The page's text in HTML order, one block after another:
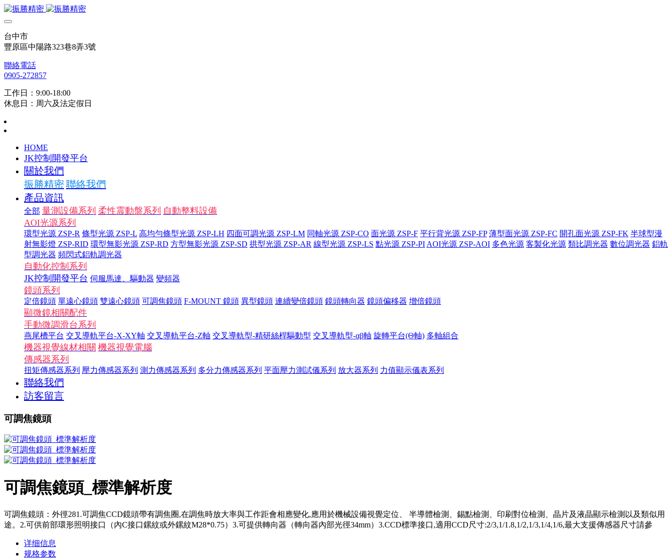
台中市
豐原區中陽路323巷8弄3號
聯絡電話
0905-272857
工作日：9:00-18:00
休息日：周六及法定假日
HOME
JK控制開發平台
關於我們
振勝精密聯絡我們
產品資訊
全部 量測設備系列 柔性震動盤系列 自動整料設備
AOI光源系列
環型光源 ZSP-R 條型光源 ZSP-L 高均勻條型光源 ZSP-LH 四面可調光源 ZSP-LM 同軸光源 ZSP-CO 面光源 ZSP-F 平行背光源 ZSP-FP 薄型面光源 ZSP-FC 開孔面光源 ZSP-FK 半球型漫
射無影燈 ZSP-RID 環型無影光源 ZSP-RD 方型無影光源 ZSP-SD 拱型光源 ZSP-AR 線型光源 ZSP-LS 點光源 ZSP-PI AOI光源 ZSP-AOI 多色光源 客製化光源 類比調光器 數位調光器 鋁軌
型調光器 頻閃式鋁軌調光器
自動化控制系列
JK控制開發平台 伺服馬達、驅動器 變頻器
鏡頭系列
定倍鏡頭 單遠心鏡頭 雙遠心鏡頭 可調焦鏡頭 F-MOUNT 鏡頭 異型鏡頭 連續變倍鏡頭 鏡頭轉向器 鏡頭偏移器 增倍鏡頭
顯微鏡相關配件
手動微調滑台系列
燕尾槽平台 交叉導軌平台-X-XY軸 交叉導軌平台-Z軸 交叉導軌型-精研絲桿驅動型 交叉導軌型-αβ軸 旋轉平台(Θ軸) 多軸組合
機器視覺線材相關 機器視覺電腦
傳感器系列
扭矩傳感器系列 壓力傳感器系列 測力傳感器系列 多分力傳感器系列 平面壓力測試儀系列 放大器系列 力值顯示儀表系列
聯絡我們
訪客留言
可調焦鏡頭
可調焦鏡頭_標準解析度
可調焦鏡頭：外徑281.可調焦CCD鏡頭帶有調焦圈,在調焦時放大率與工作距會相應變化,應用於機械設備視覺定位、 半導體檢測、錫點檢測、印刷對位檢測、晶片及液晶顯示檢測以及類似用
途。2.可供前部環形照明接口（內C接口鏍紋或外鏍紋M28*0.75）3.可提供轉向器（轉向器內部光徑34mm）3.CCD標準接口,適用CCD尺寸:2/3,1/1.8,1/2,1/3,1/4,1/6,最大支援傳感器尺寸請參
详细信息
规格参数